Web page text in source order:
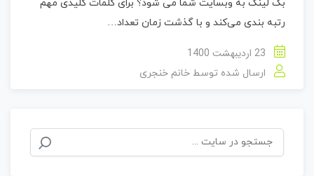
بک لینک به وبسایت شما می شود؟ برای کلمات کلیدی مهم
رتبه ‌بندی می‌کند و با گذشت زمان تعداد…
ارسال شده توسط خانم خنجری
جستجو
برای: